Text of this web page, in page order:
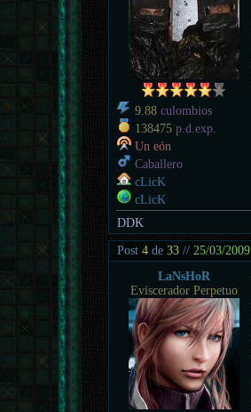
9.88 culombios
138475 p.d.exp.
Un eón
Caballero
cLicK
cLicK
DDK
Post4 de33 // 25/03/2009
LaNsHoR
Eviscerador Perpetuo